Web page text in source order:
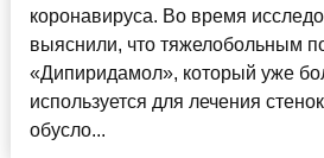
коронавируса. Во время
выяснили, что тяжелобольным
«Дипиридамол», который уже
используется для лечения
обусло...